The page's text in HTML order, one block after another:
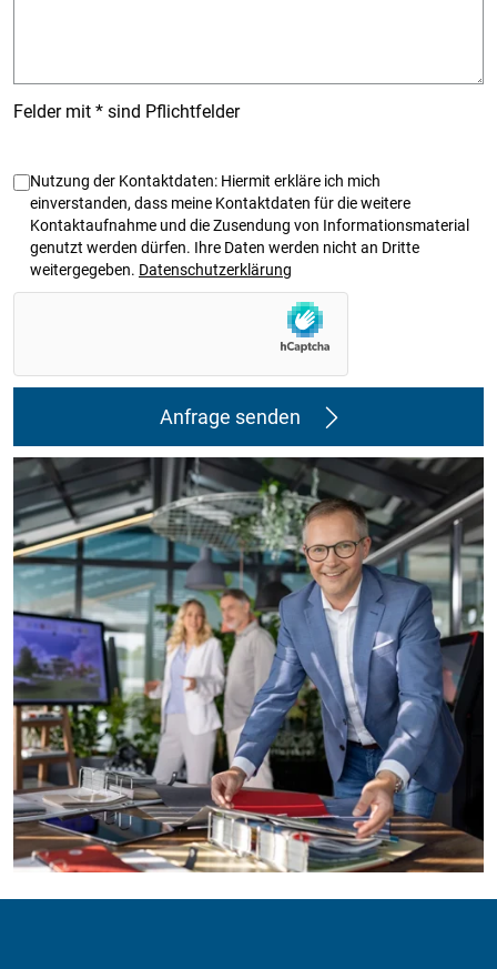
Felder mit * sind Pflichtfelder
Nutzung der Kontaktdaten: Hiermit erkläre ich mich
einverstanden, dass meine Kontaktdaten für die weitere
Kontaktaufnahme und die Zusendung von Informationsmaterial
genutzt werden dürfen. Ihre Daten werden nicht an Dritte
weitergegeben. Datenschutzerklärung
Anfrage senden